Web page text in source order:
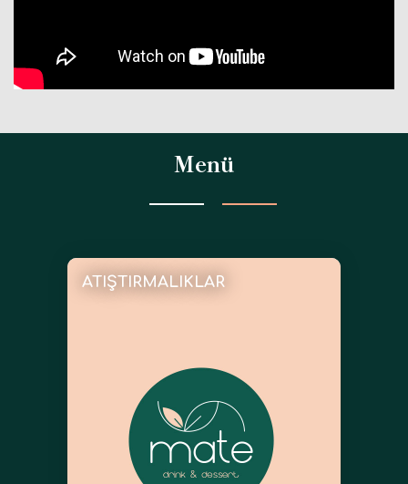
Menü
ATIŞTIRMALIKLAR